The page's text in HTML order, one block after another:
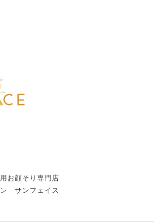
お顔そり専門店
ン サンフェイス